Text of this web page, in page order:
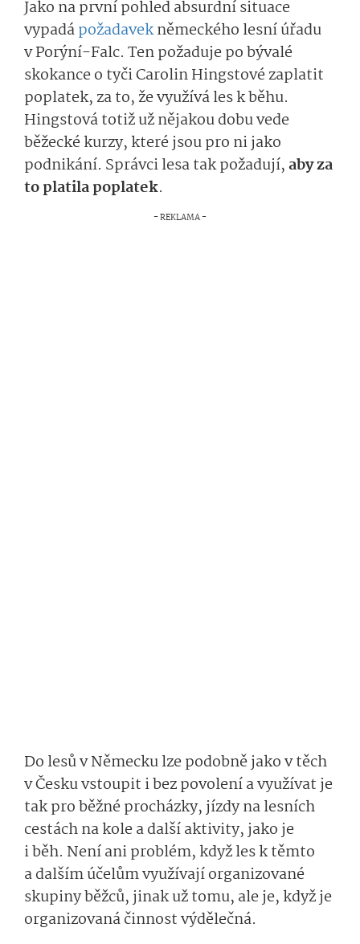
Jako na první pohled absurdní situace
vypadápožadavekněmeckého lesní úřadu
v Porýní-Falc. Ten požaduje po bývalé
skokance o tyči Carolin Hingstové zaplatit
poplatek, za to, že využívá les k běhu.
Hingstová totiž už nějakou dobu vede
běžecké kurzy, které jsou pro ni jako
podnikání. Správci lesa tak požadují,aby za
to platila poplatek.
Do lesů v Německu lze podobně jako v těch
v Česku vstoupit i bez povolení a využívat je
tak pro běžné procházky, jízdy na lesních
cestách na kole a další aktivity, jako je
i běh. Není ani problém, když les k těmto
a dalším účelům využívají organizované
skupiny běžců, jinak už tomu, ale je, když je
organizovaná činnost výdělečná.